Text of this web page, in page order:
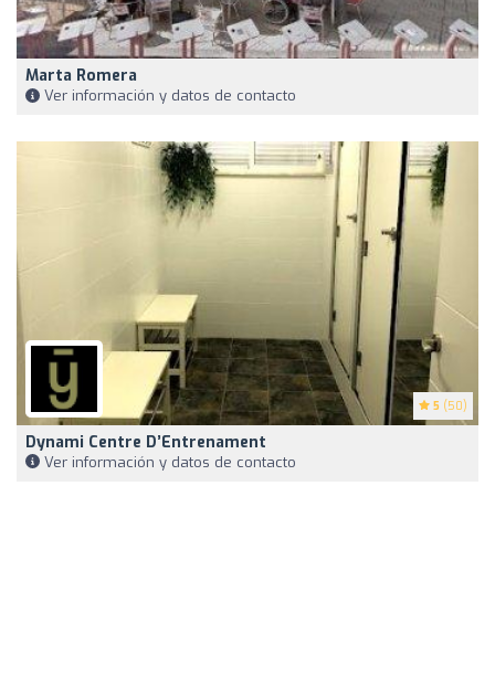
Marta Romera
Ver información y datos de contacto
5 (50)
Dynami Centre D’Entrenament
Ver información y datos de contacto